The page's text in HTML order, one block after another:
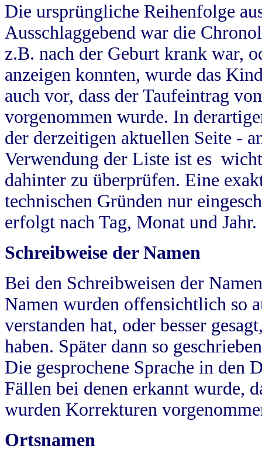
Die ursprüngliche Reihenfolge
Ausschlaggebend war die
z.B. nach der Geburt krank war,
anzeigen konnten, wurde das
auch vor, dass der Taufeintrag
vorgenommen wurde. In
der derzeitigen aktuellen Seite -
Verwendung der Liste ist es
dahinter zu überprüfen. Eine
technischen Gründen nur
erfolgt nach Tag, Monat und Jahr.
Schreibweise der Namen
Bei den Schreibweisen der
Namen wurden offensichtlich so
verstanden hat, oder besser
haben. Später dann so
Die gesprochene Sprache in
Fällen bei denen erkannt wurde,
wurden Korrekturen
Ortsnamen